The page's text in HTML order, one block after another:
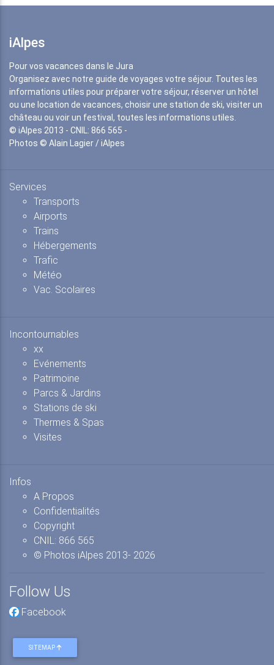
iAlpes
Pour vos vacances dans le Jura
Organisez avec notre guide de voyages votre séjour. Toutes les
informations utiles pour préparer votre séjour, réserver un hôtel
ou une location de vacances, choisir une station de ski, visiter un
château ou voir un festival, toutes les informations utiles.
© iAlpes 2013 - CNIL: 866 565 -
Photos © Alain Lagier / iAlpes
Services
Transports
Airports
Trains
Hébergements
Trafic
Météo
Vac. Scolaires
Incontournables
xx
Evénements
Patrimoine
Parcs & Jardins
Stations de ski
Thermes & Spas
Visites
Infos
A Propos
Confidentialités
Copyright
CNIL: 866 565
© Photos iAlpes 2013- 2026
Follow Us
Facebook
SITEMAP